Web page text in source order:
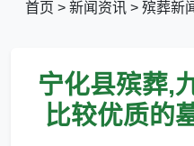
首页 > 新闻资讯 > 殡葬新
宁化县殡葬,
比较优质的